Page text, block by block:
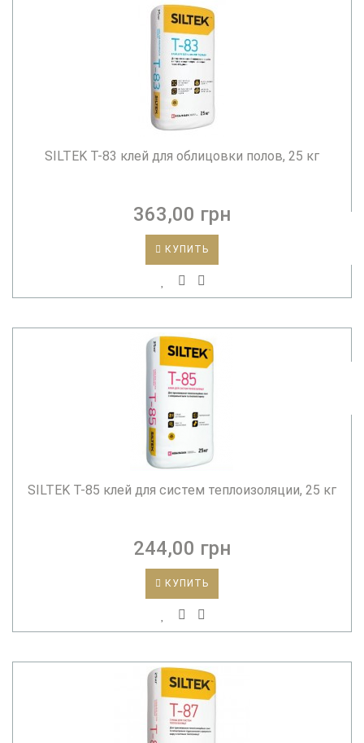
SILTEK T-83 клей для облицовки полов, 25 кг
363,00 грн
КУПИТЬ
SILTEK T-85 клей для систем теплоизоляции, 25 кг
244,00 грн
КУПИТЬ